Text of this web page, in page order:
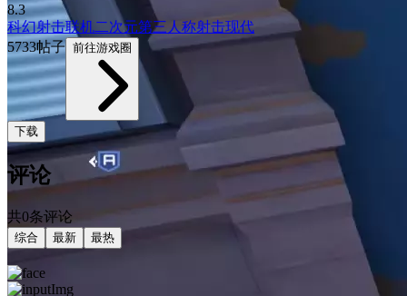
8.3
科幻射击联机二次元第三人称射击现代
5733帖子 前往游戏圈
下载
评论
共0条评论
综合 最新 最热